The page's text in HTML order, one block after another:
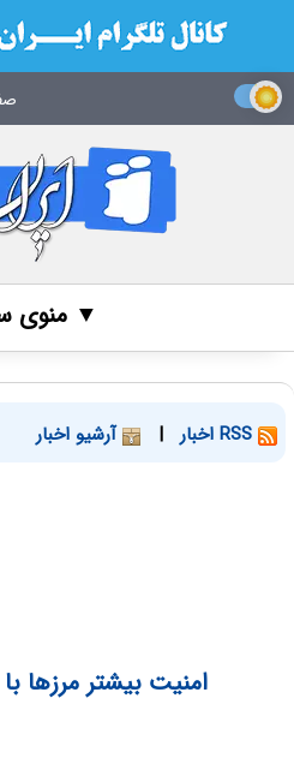
▼ منوی
| آرشیو اخبار
امنیت بیشتر مرزها